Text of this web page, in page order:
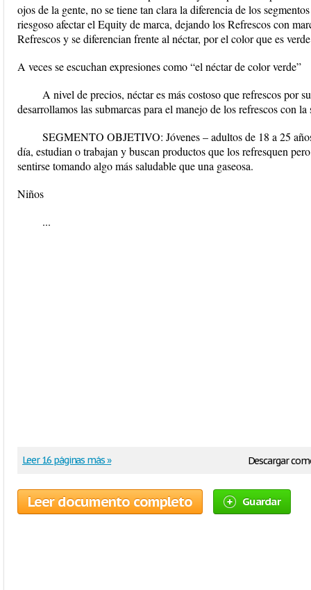
ojos de la gente, no se tiene tan clara la diferencia de los
riesgoso afectar el Equity de marca, dejando los Refrescos con
Refrescos y se diferencian frente al néctar, por el color que es
A veces se escuchan expresiones como “el néctar de color verde”
A nivel de precios, néctar es más costoso que refrescos por
desarrollamos las submarcas para el manejo de los refrescos con
SEGMENTO OBJETIVO: Jóvenes – adultos de 18 a 25
día, estudian o trabajan y buscan productos que los refresquen
sentirse tomando algo más saludable que una gaseosa.
Niños
...
Descargar
Leer 16 páginas más »
Leer documento completo Guardar